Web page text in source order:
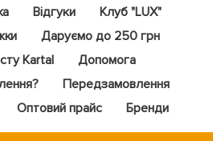
Відгуки
Клуб "LUX"
Даруємо до 250 грн
Kartal
Допомога
Передзамовлення
Оптовий прайс Бренди